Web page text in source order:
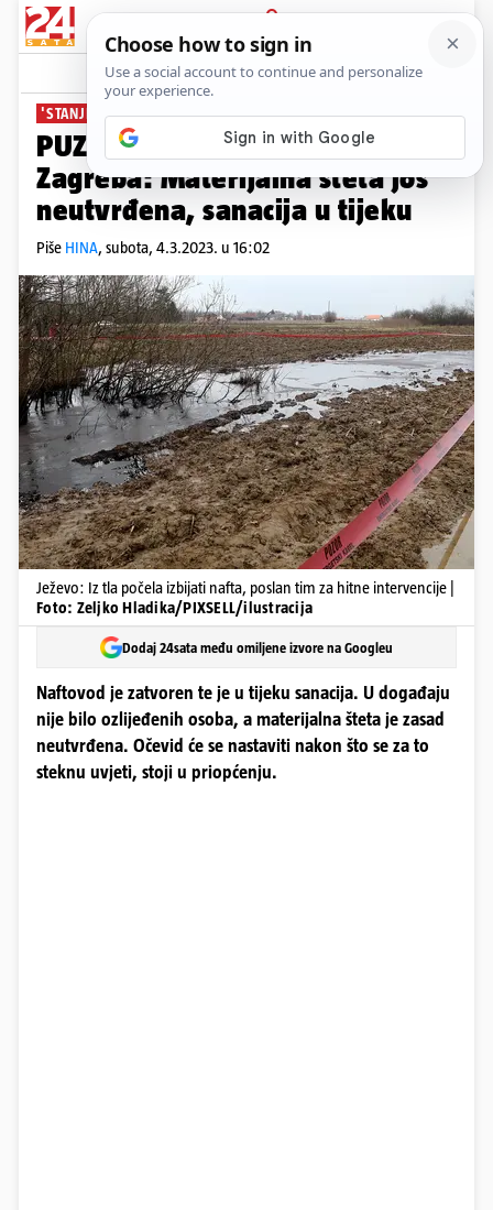
PRIJAVA
News Komentari
'STANJE POD KONTROLOM'
PUZ o istjecanju nafte u okolici
Zagreba: Materijalna šteta još
neutvrđena, sanacija u tijeku
Piše HINA, subota, 4.3.2023. u 16:02
Ježevo: Iz tla počela izbijati nafta, poslan tim za hitne intervencije |
Foto: Zeljko Hladika/PIXSELL/ilustracija
Dodaj 24sata među omiljene izvore na Googleu
Naftovod je zatvoren te je u tijeku sanacija. U događaju
nije bilo ozlijeđenih osoba, a materijalna šteta je zasad
neutvrđena. Očevid će se nastaviti nakon što se za to
steknu uvjeti, stoji u priopćenju.